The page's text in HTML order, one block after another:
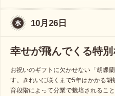
10月26日
幸せが飛んでくる特別
お祝いのギフトに欠かせない「胡蝶
す。きれいに咲くまで5年はかかる
育段階によって分業で栽培されるこ